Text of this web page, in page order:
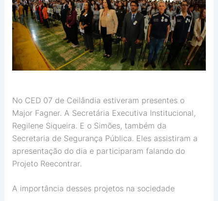
No CED 07 de Ceilândia estiveram presentes o
Major Fagner. A Secretária Executiva Institucional,
Regilene Siqueira. E o Simões, também da
Secretaria de Segurança Pública. Eles assistiram a
apresentação do dia e participaram falando do
Projeto Reecontrar.
A importância desses projetos na sociedade